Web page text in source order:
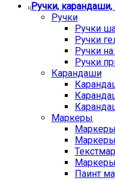
Ручки,
Ручки
Ручки
Ручки
Ручки
Ручки
Карандаши
Маркеры
Паинт